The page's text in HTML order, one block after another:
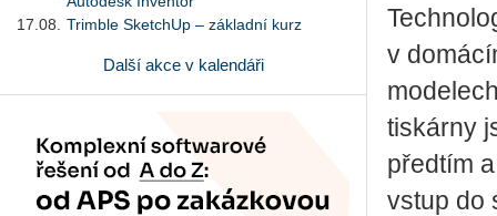
17.08.
Trimble SketchUp – základní kurz
Další akce v kalendáři
v
tiskárny
předtím
vstup do